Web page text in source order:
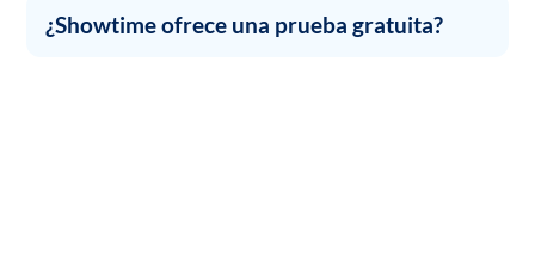
¿Showtime ofrece una prueba gratuita?